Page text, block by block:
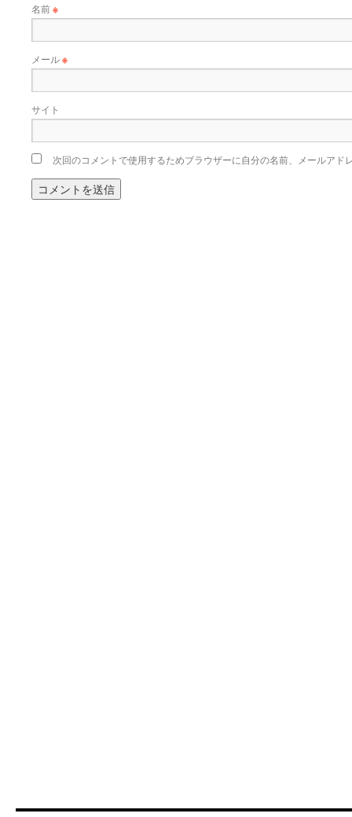
名前※
メール※
サイト
次回のコメントで使用するためブラウザーに自分の名前、メールアド